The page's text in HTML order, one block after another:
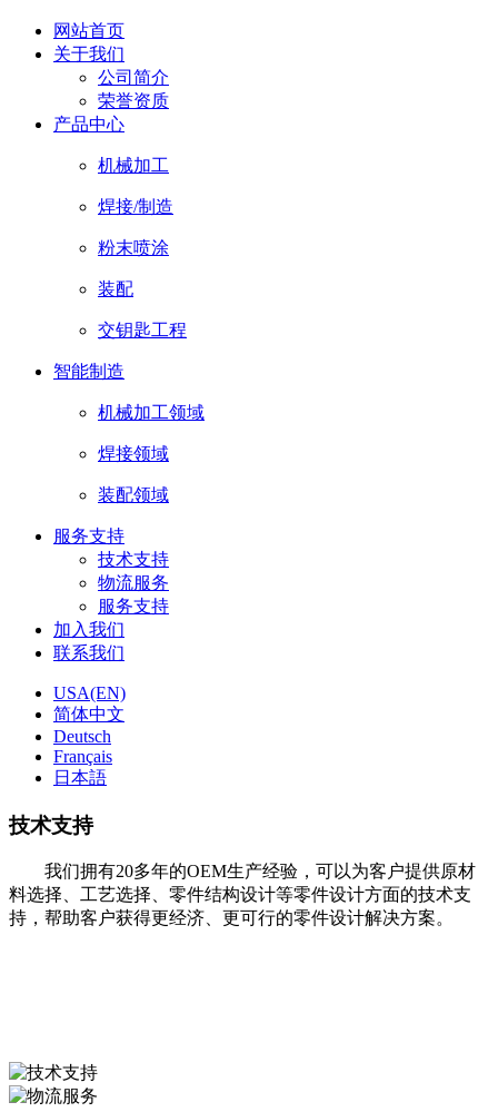
网站首页
关于我们
公司简介
荣誉资质
产品中心
机械加工
焊接/制造
粉末喷涂
装配
交钥匙工程
智能制造
机械加工领域
焊接领域
装配领域
服务支持
技术支持
物流服务
服务支持
加入我们
联系我们
USA(EN)
简体中文
Deutsch
Français
日本語
技术支持
我们拥有20多年的OEM生产经验，可以为客户提供原材
料选择、工艺选择、零件结构设计等零件设计方面的技术支
持，帮助客户获得更经济、更可行的零件设计解决方案。